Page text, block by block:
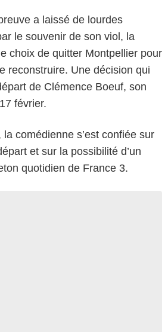
a laissé de lourdes
le souvenir de son viol, la
choix de quitter Montpellier pour
reconstruire. Une décision qui
de Clémence Boeuf, son
février.
la comédienne s’est confiée sur
et sur la possibilité d’un
quotidien de France 3.